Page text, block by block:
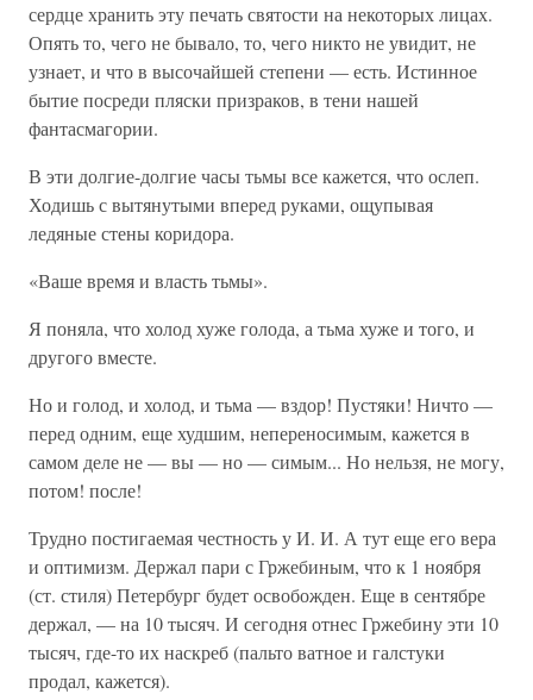
сердце хранить эту печать святости на некоторых лицах.
Опять то, чего не бывало, то, чего никто не увидит, не
узнает, и что в высочайшей степени — есть. Истинное
бытие посреди пляски призраков, в тени нашей
фантасмагории.
В эти долгие-долгие часы тьмы все кажется, что ослеп.
Ходишь с вытянутыми вперед руками, ощупывая
ледяные стены коридора.
«Ваше время и власть тьмы».
Я поняла, что холод хуже голода, а тьма хуже и того, и
другого вместе.
Но и голод, и холод, и тьма — вздор! Пустяки! Ничто —
перед одним, еще худшим, непереносимым, кажется в
самом деле не — вы — но — симым... Но нельзя, не могу,
потом! после!
Трудно постигаемая честность у И. И. А тут еще его вера
и оптимизм. Держал пари с Гржебиным, что к 1 ноября
(ст. стиля) Петербург будет освобожден. Еще в сентябре
держал, — на 10 тысяч. И сегодня отнес Гржебину эти 10
тысяч, где-то их наскреб (пальто ватное и галстуки
продал, кажется).